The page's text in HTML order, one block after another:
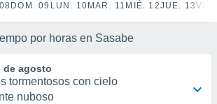
DOM. 09 LUN. 10 MAR. 11 MIÉ. 12JUE. 13VIE.
por horas en Sasabe
de agosto
tormentosos con cielo
nuboso